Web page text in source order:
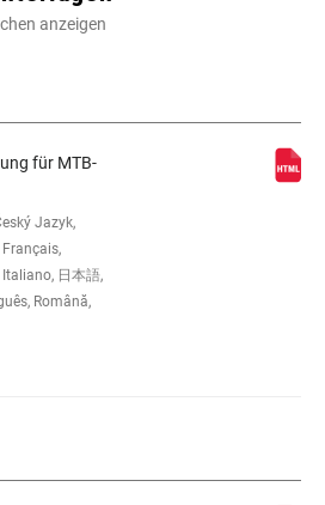
ATAC cleats
anzeigen
für MTB-
Jazyk,
Français,
Italiano, 日本語,
Română,